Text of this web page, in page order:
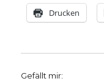
Drucken
Gefällt mir: